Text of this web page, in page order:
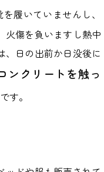
履いていませんし、
火傷を負いますし熱中
、日の出前か日没後に
ンクリートを触っ
です。